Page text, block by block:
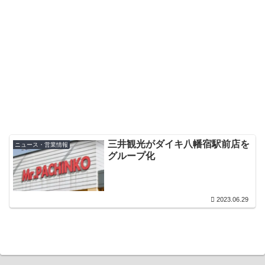
ニュース・営業情報
三井観光がダイキ八幡宿駅前店を
グループ化
2023.06.29